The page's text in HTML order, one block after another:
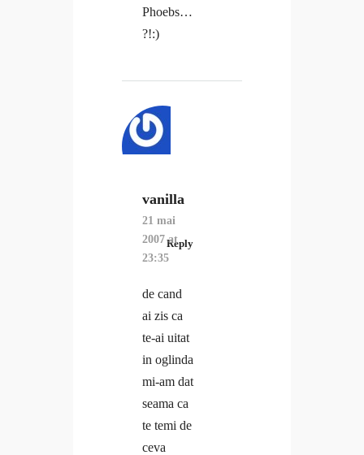
Phoebs…
?!:)
vanilla
21 mai
2007 at
23:35
Reply
de cand
ai zis ca
te-ai uitat
in oglinda
mi-am dat
seama ca
te temi de
ceva